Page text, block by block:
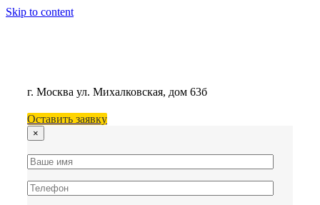
Skip to content
г. Москва ул. Михалковская, дом 63б
Оставить заявку
×